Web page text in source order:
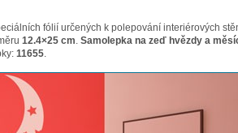
fólií určených k polepování interiérových
12.4×25 cm. Samolepka na zeď hvězdy a
11655.